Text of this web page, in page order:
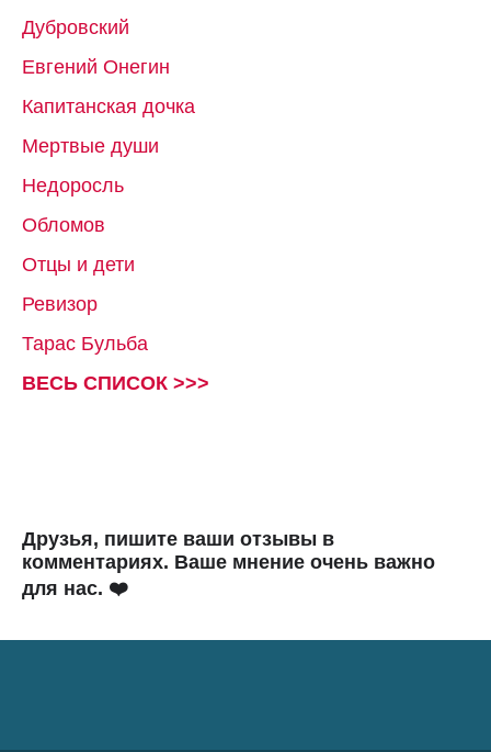
Дубровский
Евгений Онегин
Капитанская дочка
Мертвые души
Недоросль
Обломов
Отцы и дети
Ревизор
Тарас Бульба
ВЕСЬ СПИСОК >>>
Друзья, пишите ваши отзывы в
комментариях. Ваше мнение очень важно
для нас. ❤️